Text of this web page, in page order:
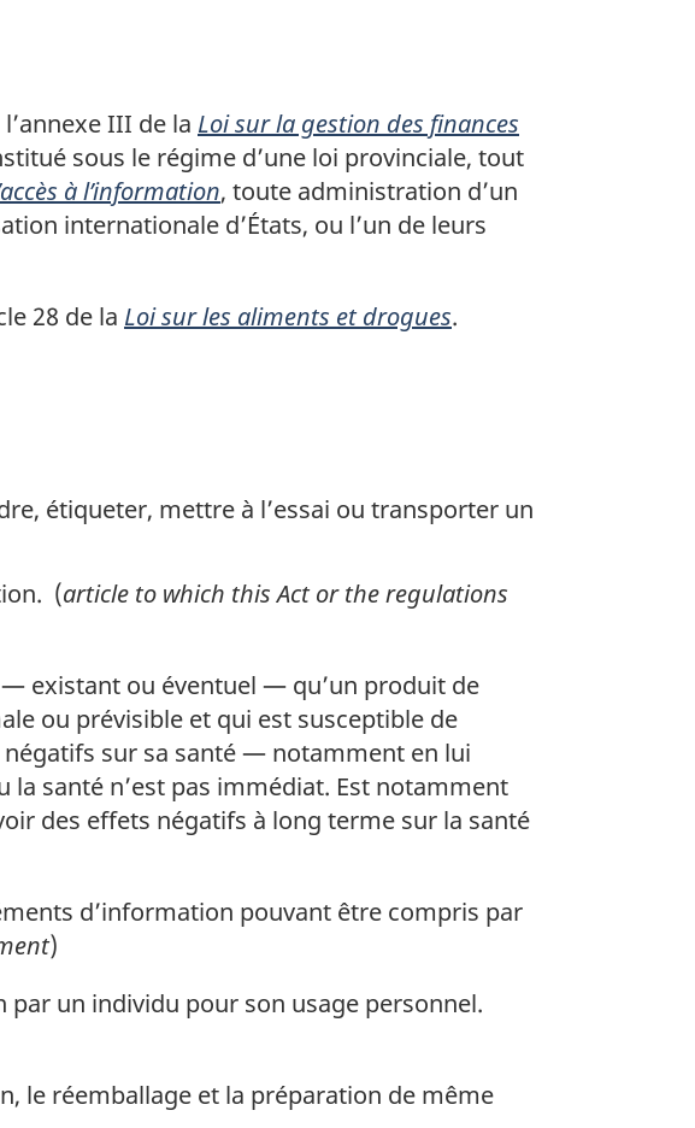
III de la Loi sur la gestion des finances
sous le régime d’une loi provinciale, tout
à l’information, toute administration d’un
internationale d’États, ou l’un de leurs
28 de la Loi sur les aliments et drogues.
étiqueter, mettre à l’essai ou transporter un
(article to which this Act or the regulations
existant ou éventuel — qu’un produit de
ou prévisible et qui est susceptible de
négatifs sur sa santé — notamment en lui
santé n’est pas immédiat. Est notamment
des effets négatifs à long terme sur la santé
d’information pouvant être compris par
)
un individu pour son usage personnel.
le réemballage et la préparation de même